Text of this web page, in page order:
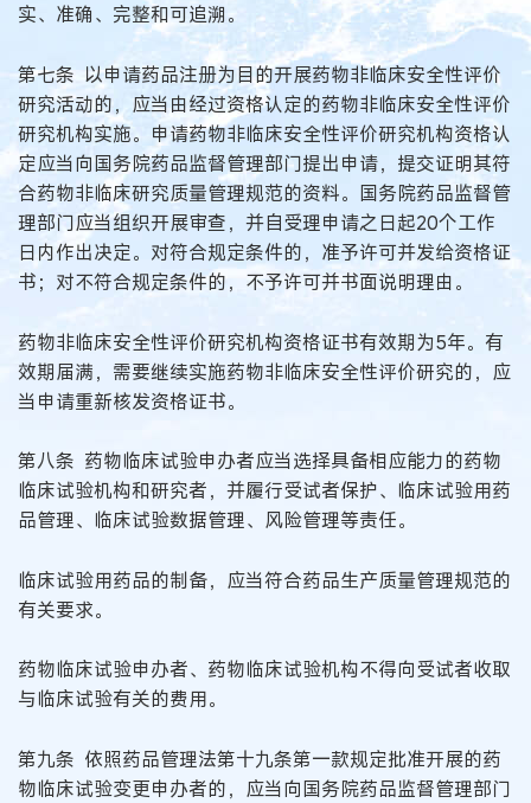
实、准确、完整和可追溯。
第七条 以申请药品注册为目的开展药物非临床安全性评价
研究活动的，应当由经过资格认定的药物非临床安全性评价
研究机构实施。申请药物非临床安全性评价研究机构资格认
定应当向国务院药品监督管理部门提出申请，提交证明其符
合药物非临床研究质量管理规范的资料。国务院药品监督管
理部门应当组织开展审查，并自受理申请之日起20个工作
日内作出决定。对符合规定条件的，准予许可并发给资格证
书；对不符合规定条件的，不予许可并书面说明理由。
药物非临床安全性评价研究机构资格证书有效期为5年。有
效期届满，需要继续实施药物非临床安全性评价研究的，应
当申请重新核发资格证书。
第八条 药物临床试验申办者应当选择具备相应能力的药物
临床试验机构和研究者，并履行受试者保护、临床试验用药
品管理、临床试验数据管理、风险管理等责任。
临床试验用药品的制备，应当符合药品生产质量管理规范的
有关要求。
药物临床试验申办者、药物临床试验机构不得向受试者收取
与临床试验有关的费用。
第九条 依照药品管理法第十九条第一款规定批准开展的药
物临床试验变更申办者的，应当向国务院药品监督管理部门